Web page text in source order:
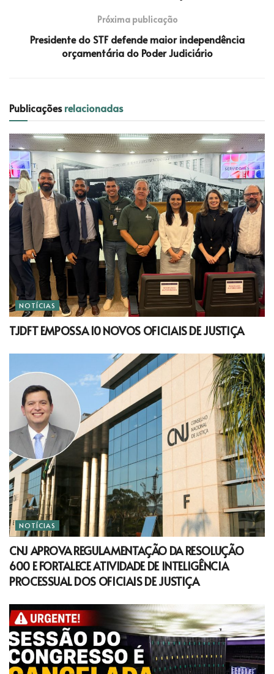
Próxima publicação
Presidente do STF defende maior independência
orçamentária do Poder Judiciário
Publicaçõesrelacionadas
NOTÍCIAS
TJDFT EMPOSSA 10 NOVOS OFICIAIS DE JUSTIÇA
NOTÍCIAS
CNJ APROVA REGULAMENTAÇÃO DA RESOLUÇÃO
600 E FORTALECE ATIVIDADE DE INTELIGÊNCIA
PROCESSUAL DOS OFICIAIS DE JUSTIÇA